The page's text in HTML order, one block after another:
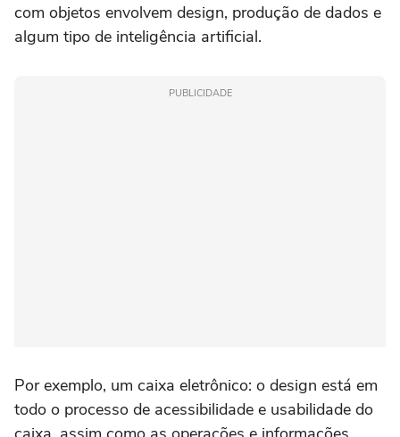
com objetos envolvem design, produção de dados e
algum tipo de inteligência artificial.
PUBLICIDADE
Por exemplo, um caixa eletrônico: o design está em
todo o processo de acessibilidade e usabilidade do